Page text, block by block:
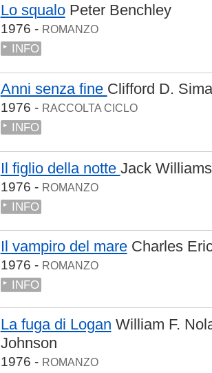
Lo squalo Peter Benchley
1976 - ROMANZO
INFO
Anni senza fine Clifford D.
1976 - RACCOLTA CICLO
INFO
Il figlio della notte Jack
1976 - ROMANZO
INFO
Il vampiro del mare Charles
1976 - ROMANZO
INFO
La fuga di Logan William F.
Johnson
1976 - ROMANZO